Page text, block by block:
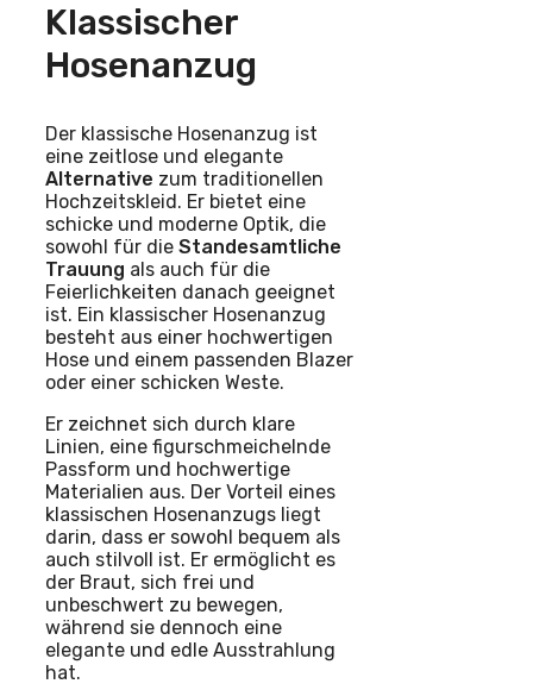
Klassischer
Hosenanzug
Der klassische Hosenanzug ist
eine zeitlose und elegante
Alternative zum traditionellen
Hochzeitskleid. Er bietet eine
schicke und moderne Optik, die
sowohl für die Standesamtliche
Trauung als auch für die
Feierlichkeiten danach geeignet
ist. Ein klassischer Hosenanzug
besteht aus einer hochwertigen
Hose und einem passenden Blazer
oder einer schicken Weste.
Er zeichnet sich durch klare
Linien, eine figurschmeichelnde
Passform und hochwertige
Materialien aus. Der Vorteil eines
klassischen Hosenanzugs liegt
darin, dass er sowohl bequem als
auch stilvoll ist. Er ermöglicht es
der Braut, sich frei und
unbeschwert zu bewegen,
während sie dennoch eine
elegante und edle Ausstrahlung
hat.